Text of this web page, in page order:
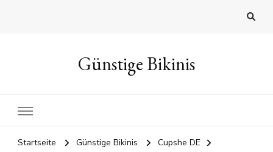
Günstige Bikinis
Startseite Günstige Bikinis
Cupshe DE